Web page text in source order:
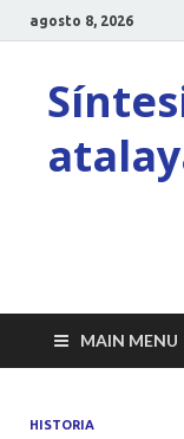
agosto 8, 2026
MAIN MENU
HISTORIA